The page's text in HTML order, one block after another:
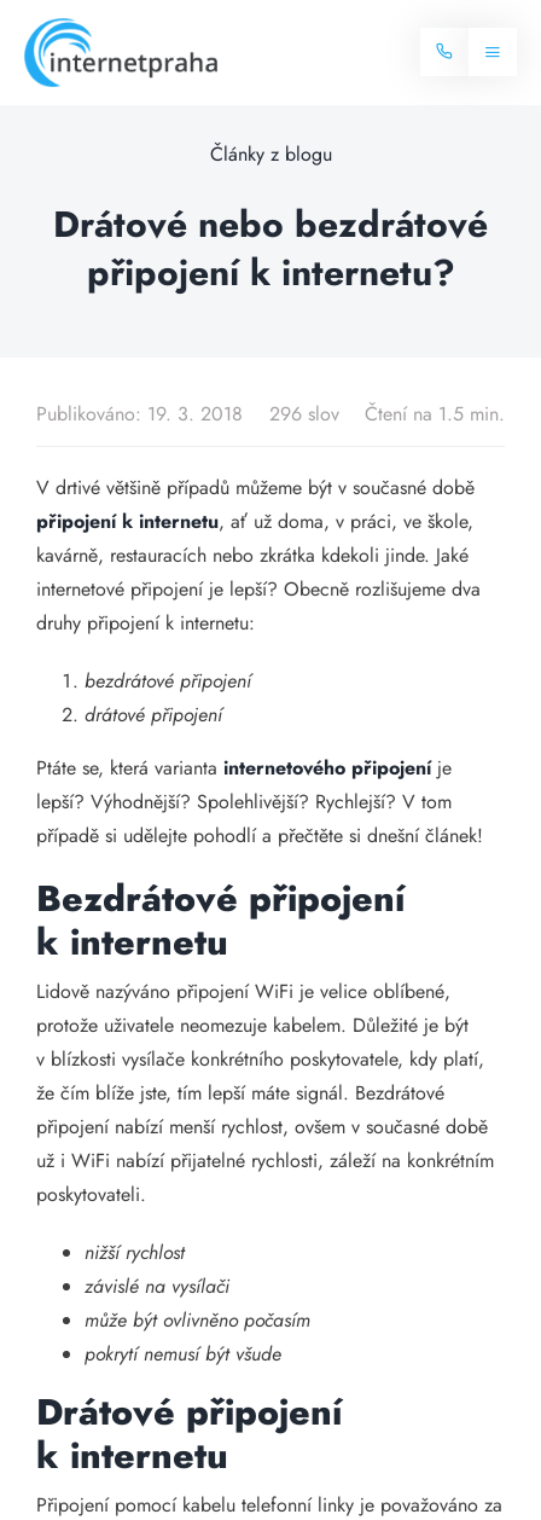
content
Toggle
Internet
Balíčky internetu
Televize
Blog
Kontakt
Články z blogu
Drátové nebo bezdrátové
připojení k internetu?
Publikováno: 19. 3. 2018 296 slov Čtení na 1.5 min.
V drtivé většině případů můžeme být v současné době
připojení k internetu, ať už doma, v práci, ve škole,
kavárně, restauracích nebo zkrátka kdekoli jinde. Jaké
internetové připojení je lepší? Obecně rozlišujeme dva
druhy připojení k internetu:
bezdrátové připojení
drátové připojení
Ptáte se, která varianta internetového připojeníje
lepší? Výhodnější? Spolehlivější? Rychlejší? V tom
případě si udělejte pohodlí a přečtěte si dnešní článek!
Bezdrátové připojení
k internetu
Lidově nazýváno připojení WiFi je velice oblíbené,
protože uživatele neomezuje kabelem. Důležité je být
v blízkosti vysílače konkrétního poskytovatele, kdy platí,
že čím blíže jste, tím lepší máte signál. Bezdrátové
připojení nabízí menší rychlost, ovšem v současné době
už i WiFi nabízí přijatelné rychlosti, záleží na konkrétním
poskytovateli.
nižší rychlost
závislé na vysílači
může být ovlivněno počasím
pokrytí nemusí být všude
Drátové připojení
k internetu
Připojení pomocí kabelu telefonní linky je považováno za